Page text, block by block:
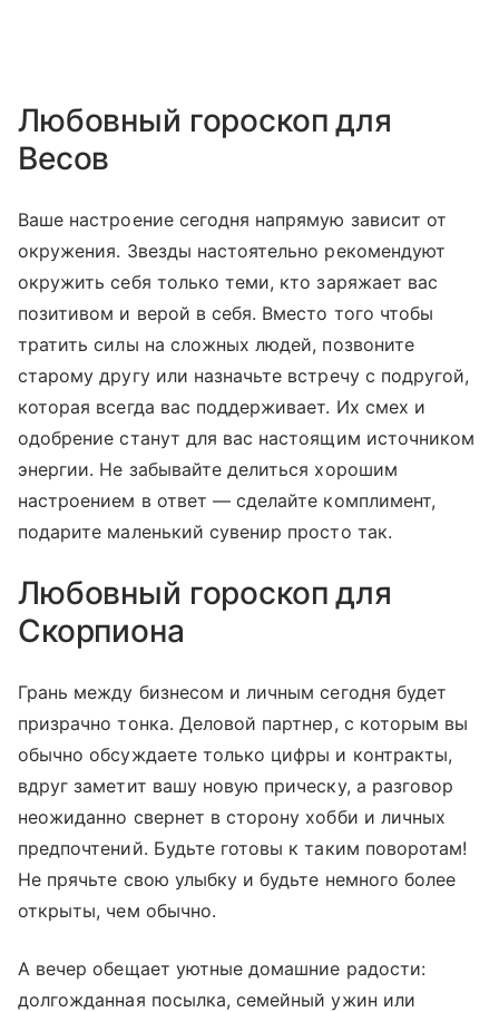
Любовный гороскоп для
Весов
Ваше настроение сегодня напрямую зависит от
окружения. Звезды настоятельно рекомендуют
окружить себя только теми, кто заряжает вас
позитивом и верой в себя. Вместо того чтобы
тратить силы на сложных людей, позвоните
старому другу или назначьте встречу с подругой,
которая всегда вас поддерживает. Их смех и
одобрение станут для вас настоящим источником
энергии. Не забывайте делиться хорошим
настроением в ответ — сделайте комплимент,
подарите маленький сувенир просто так.
Любовный гороскоп для
Скорпиона
Грань между бизнесом и личным сегодня будет
призрачно тонка. Деловой партнер, с которым вы
обычно обсуждаете только цифры и контракты,
вдруг заметит вашу новую прическу, а разговор
неожиданно свернет в сторону хобби и личных
предпочтений. Будьте готовы к таким поворотам!
Не прячьте свою улыбку и будьте немного более
открыты, чем обычно.
А вечер обещает уютные домашние радости:
долгожданная посылка, семейный ужин или